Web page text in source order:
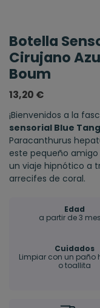
Botella
Cirujano
Boum
13,20 €
¡Bienvenidos a la
sensorial Blue Tang
Paracanthurus
este pequeño
un viaje hipnótico a
arrecifes de coral.
Edad
a partir de 3
Cuidados
Limpiar con un paño
o toallita